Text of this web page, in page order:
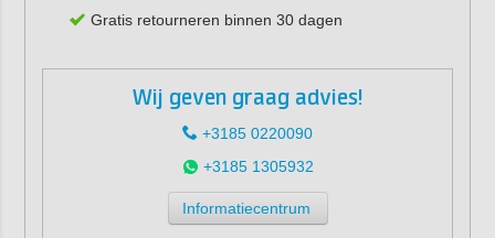
Gratis retourneren binnen 30 dagen
Wij geven graag advies!
+3185 0220090
+3185 1305932
Informatiecentrum